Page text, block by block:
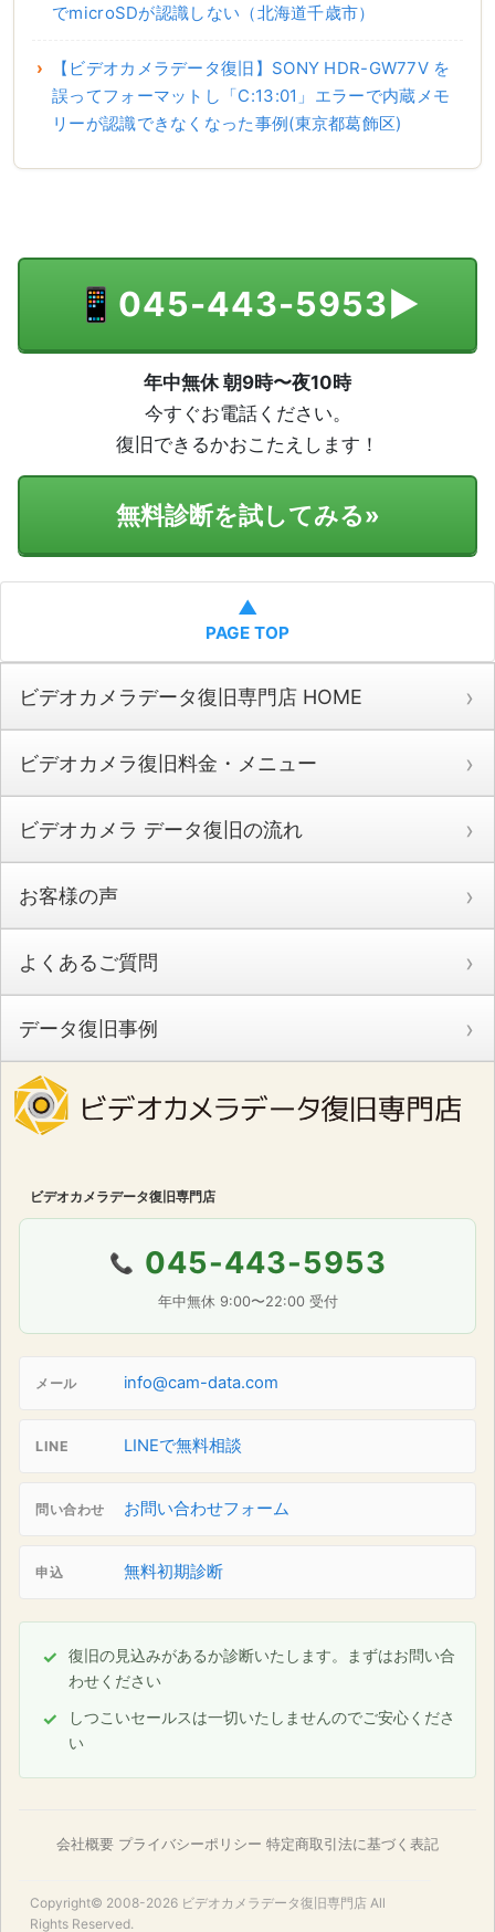
でmicroSDが認識しない（北海道千歳市）
【ビデオカメラデータ復旧】SONY HDR-GW77V を
誤ってフォーマットし「C:13:01」エラーで内蔵メモ
リーが認識できなくなった事例(東京都葛飾区)
📱 045-443-5953▶
年中無休 朝9時〜夜10時
今すぐお電話ください。
復旧できるかおこたえします！
無料診断を試してみる»
▲
PAGE TOP
ビデオカメラデータ復旧専門店 HOME
ビデオカメラ復旧料金・メニュー
ビデオカメラ データ復旧の流れ
お客様の声
よくあるご質問
データ復旧事例
ビデオカメラデータ復旧専門店
📞 045-443-5953
年中無休 9:00〜22:00 受付
メール info@cam-data.com
LINE LINEで無料相談
問い合わせ お問い合わせフォーム
申込 無料初期診断
復旧の見込みがあるか診断いたします。まずはお問い合
わせください
しつこいセールスは一切いたしませんのでご安心くださ
い
会社概要 プライバシーポリシー 特定商取引法に基づく表記
Copyright© 2008-2026 ビデオカメラデータ復旧専門店 All
Rights Reserved.